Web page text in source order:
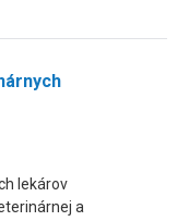
lekárov
a